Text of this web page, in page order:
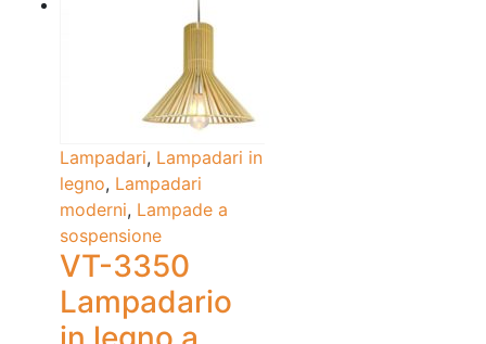
Lampadari, Lampadari in
legno, Lampadari
moderni, Lampade a
sospensione
VT-3350
Lampadario